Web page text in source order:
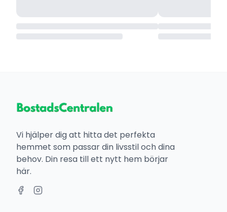
Vi hjälper dig att hitta det perfekta
hemmet som passar din livsstil och dina
behov. Din resa till ett nytt hem börjar
här.